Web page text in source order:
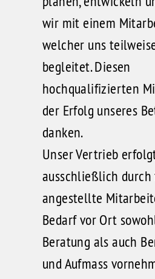
wir mit einem
welcher uns
begleitet. Diesen
hochqualifizierten
der Erfolg unseres
danken.
Unser Vertrieb
ausschließlich
angestellte
Bedarf vor Ort
Beratung als auch
und Aufmass